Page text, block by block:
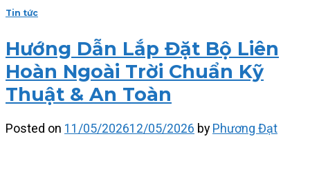
Tin tức
Hướng Dẫn Lắp Đặt Bộ Liên
Hoàn Ngoài Trời Chuẩn Kỹ
Thuật & An Toàn
Posted on 11/05/202612/05/2026 by Phương Đạt